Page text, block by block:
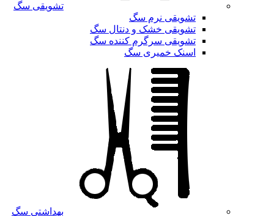
تشویقی سگ
تشویقی نرم سگ
تشویقی خشک و دنتال سگ
تشویقی سرگرم کننده سگ
اسنک خمیری سگ
بهداشتی سگ